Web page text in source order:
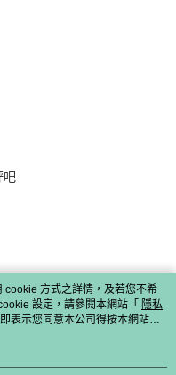
吧
cookie 方式之詳情，及若您不希
設定，請參閱本網站「 隱私
表示您同意本公司得按本網站使